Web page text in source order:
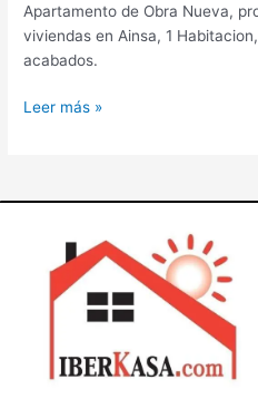
Apartamento de Obra Nueva,
viviendas en Ainsa, 1
acabados.
Leer más »